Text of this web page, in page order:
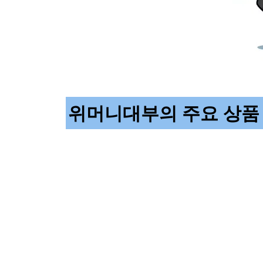
위머니대부의 주요 상